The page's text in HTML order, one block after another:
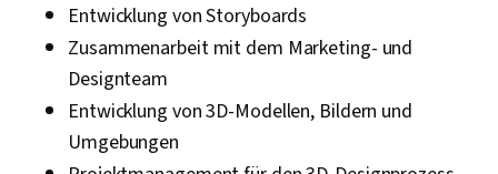
Entwicklung von Storyboards
Zusammenarbeit mit dem Marketing- und
Designteam
Entwicklung von 3D-Modellen, Bildern und
Umgebungen